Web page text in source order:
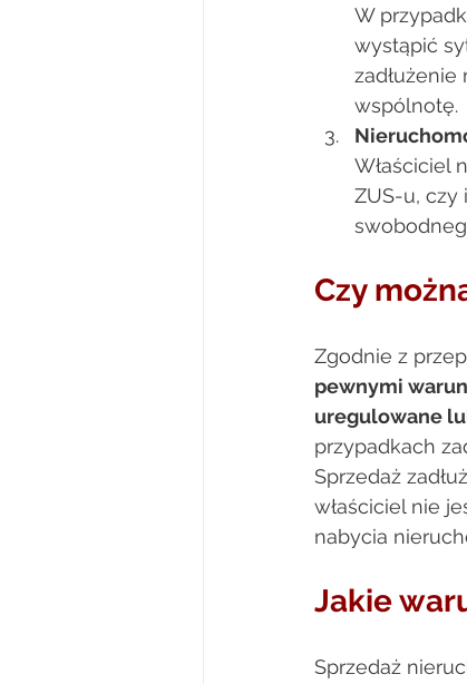
W
wystąpić
wspólnotę.
Właściciel
ZUS-u, czy
Czy
Zgodnie z
pewnymi
uregulowane
przypadkach
Sprzedaż
właściciel nie
nabycia
Jakie
Sprzedaż